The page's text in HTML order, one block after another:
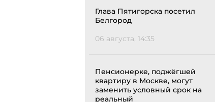
Глава Пятигорска посетил
Белгород
06 августа, 14:35
Пенсионерке, поджёгшей
квартиру в Москве, могут
заменить условный срок на
реальный